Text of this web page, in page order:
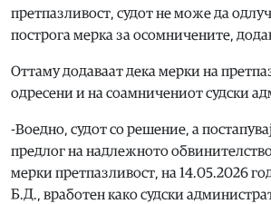
претпазливост, судот не може да
построга мерка за осомничените,
Оттаму додаваат дека мерки на
одресени и на соамничениот судски
-Воедно, судот со решение, а
предлог на надлежното
мерки претпазливост, на 14.05.2026
Б.Д., вработен како судски